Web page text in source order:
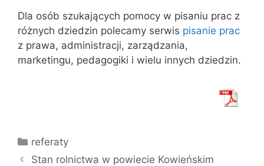
Dla osób szukających pomocy w pisaniu prac z
różnych dziedzin polecamy serwis pisanie prac
z prawa, administracji, zarządzania,
marketingu, pedagogiki i wielu innych dziedzin.
Kategorie
referaty
Stan rolnictwa w powiecie Kowieńskim